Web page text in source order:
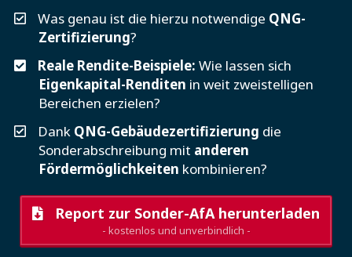
Was genau ist die hierzu notwendige QNG-
Zertifizierung?
​Reale Rendite-Beispiele: Wie lassen sich
Eigenkapital-Renditen in weit zweistelligen
Bereichen erzielen?
​Dank QNG-Gebäudezertifizierung die
Sonderabschreibung mit anderen
Fördermöglichkeiten kombinieren?
Report zur Sonder-AfA herunterladen
- kostenlos und unverbindlich -